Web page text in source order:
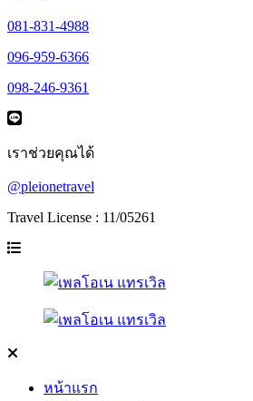
081-831-4988
096-959-6366
098-246-9361
เราช่วยคุณได้
@pleionetravel
Travel License : 11/05261
หน้าแรก